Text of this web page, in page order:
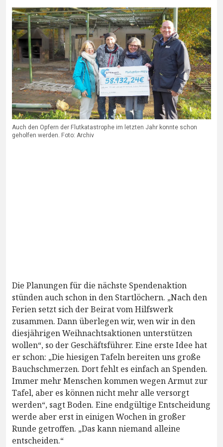
Auch den Opfern der Flutkatastrophe im letzten Jahr konnte schon
geholfen werden. Foto: Archiv
Die Planungen für die nächste Spendenaktion
stünden auch schon in den Startlöchern. „Nach den
Ferien setzt sich der Beirat vom Hilfswerk
zusammen. Dann überlegen wir, wen wir in den
diesjährigen Weihnachtsaktionen unterstützen
wollen“, so der Geschäftsführer. Eine erste Idee hat
er schon: „Die hiesigen Tafeln bereiten uns große
Bauchschmerzen. Dort fehlt es einfach an Spenden.
Immer mehr Menschen kommen wegen Armut zur
Tafel, aber es können nicht mehr alle versorgt
werden“, sagt Boden. Eine endgültige Entscheidung
werde aber erst in einigen Wochen in großer
Runde getroffen. „Das kann niemand alleine
entscheiden.“